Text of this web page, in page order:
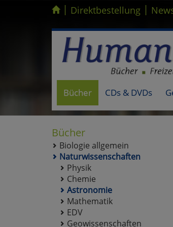
Kompletten Head der Seite überspringen
| Direktbestellung |
Bücher CDs & DVDs
Bücher
Biologie allgemein
Naturwissenschaften
Physik
Chemie
Astronomie
Mathematik
EDV
Geowissenschaften